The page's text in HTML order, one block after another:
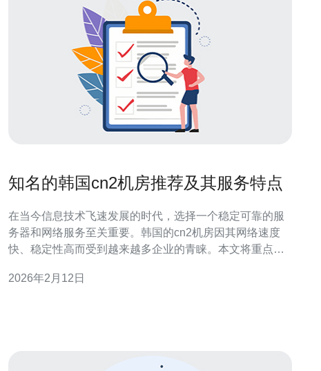
知名的韩国cn2机房推荐及其服务特点
在当今信息技术飞速发展的时代，选择一个稳定可靠的服
务器和网络服务至关重要。韩国的cn2机房因其网络速度
快、稳定性高而受到越来越多企业的青睐。本文将重点推
用户在选择时做出明智的决定。 德讯电讯简介 德讯电讯是
2026年2月12日